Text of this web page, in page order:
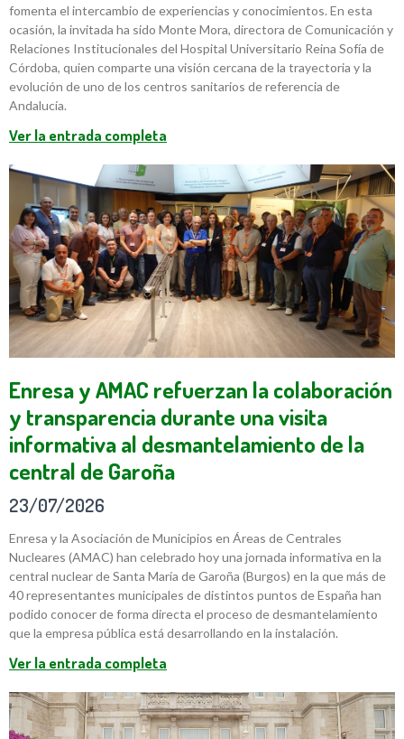
fomenta el intercambio de experiencias y conocimientos. En esta
ocasión, la invitada ha sido Monte Mora, directora de Comunicación y
Relaciones Institucionales del Hospital Universitario Reina Sofía de
Córdoba, quien comparte una visión cercana de la trayectoria y la
evolución de uno de los centros sanitarios de referencia de
Andalucía.
Ver la entrada completa
Enresa y AMAC refuerzan la colaboración
y transparencia durante una visita
informativa al desmantelamiento de la
central de Garoña
23/07/2026
Enresa y la Asociación de Municipios en Áreas de Centrales
Nucleares (AMAC) han celebrado hoy una jornada informativa en la
central nuclear de Santa María de Garoña (Burgos) en la que más de
40 representantes municipales de distintos puntos de España han
podido conocer de forma directa el proceso de desmantelamiento
que la empresa pública está desarrollando en la instalación.
Ver la entrada completa